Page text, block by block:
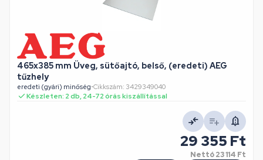
465x385 mm Üveg, sütőajtó, belső, (eredeti) AEG
tűzhely
eredeti (gyári) minőség•Cikkszám: 3429349040
Készleten: 2 db, 24-72 órás kiszállítással
29 355 Ft
Nettó23 114 Ft